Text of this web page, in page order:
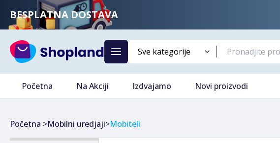
BESPLATNA DOSTAVA
Početna Na Akciji Izdvajamo Novi proizvodi
Početna >Mobilni uredjaji>Mobiteli